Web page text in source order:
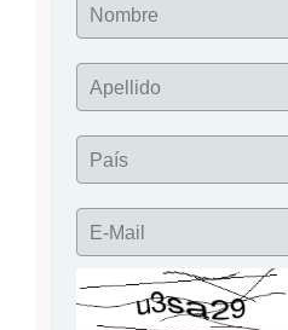
Apellido
País
E-Mail
Cambiar imagen